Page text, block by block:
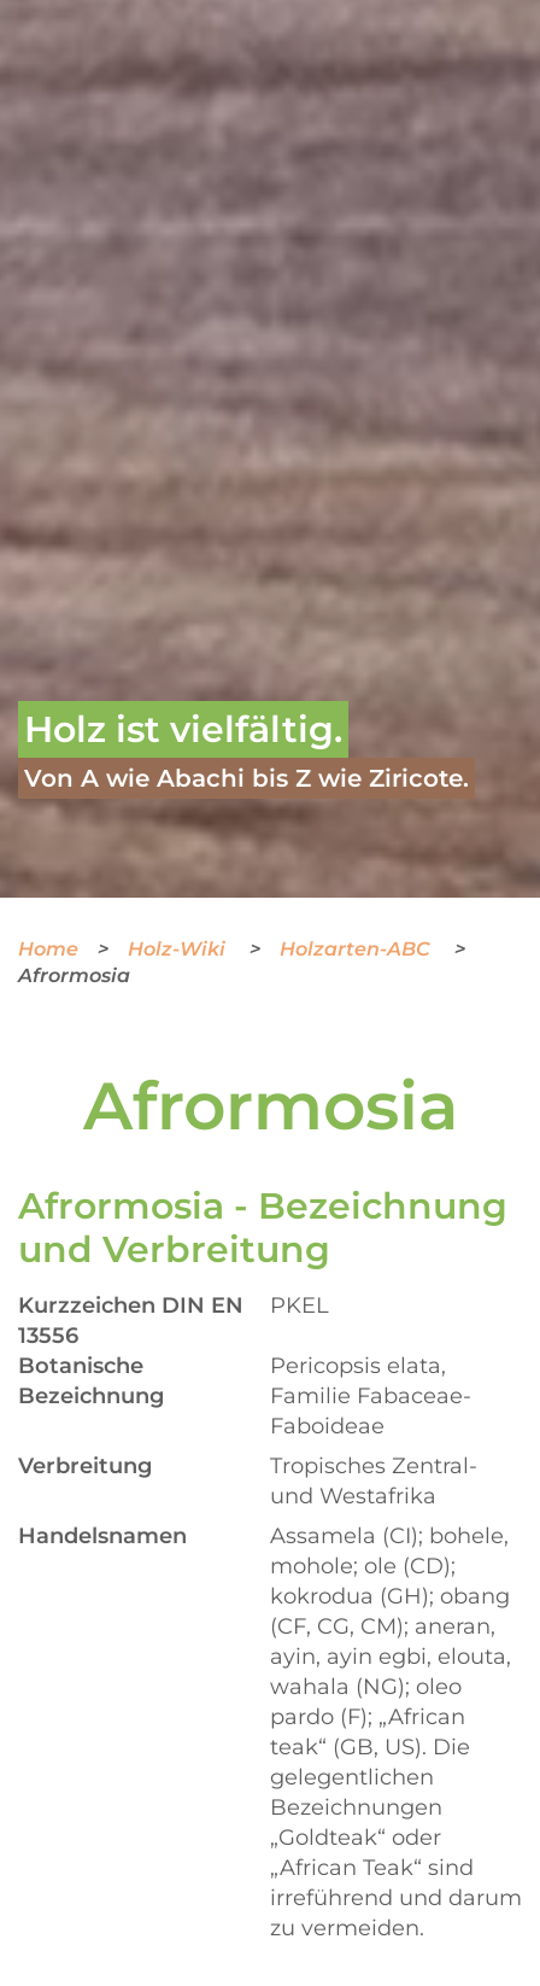
Holz ist vielfältig.
Von A wie Abachi bis Z wie Ziricote.
Home Holz-Wiki
Holzarten-ABC
Afrormosia
Afrormosia
Afrormosia - Bezeichnung
und Verbreitung
Kurzzeichen DIN EN
13556
PKEL
Botanische
Bezeichnung
Pericopsis elata,
Familie Fabaceae-
Faboideae
Verbreitung
Tropisches Zentral-
und Westafrika
Handelsnamen
Assamela (CI); bohele,
mohole; ole (CD);
kokrodua (GH); obang
(CF, CG, CM); aneran,
ayin, ayin egbi, elouta,
wahala (NG); oleo
pardo (F); „African
teak“ (GB, US). Die
gelegentlichen
Bezeichnungen
„Goldteak“ oder
„African Teak“ sind
irreführend und darum
zu vermeiden.